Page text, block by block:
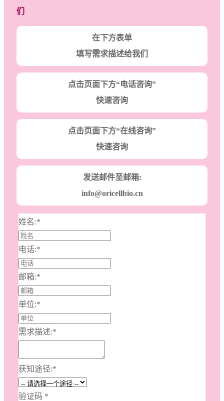
们
在下方表单
填写需求描述给我们
点击页面下方“电话咨询”
快速咨询
点击页面下方“在线咨询”
快速咨询
发送邮件至邮箱:
info@oricellbio.cn
姓名:*
电话:*
邮箱:*
单位:*
需求描述:*
获知途径:*
验证码 *